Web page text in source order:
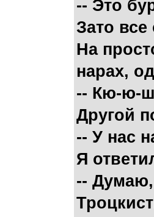
-- Это
Зато
На
нарах,
-- Кю-ю-
Другой
-- У нас
Я
-- Думаю,